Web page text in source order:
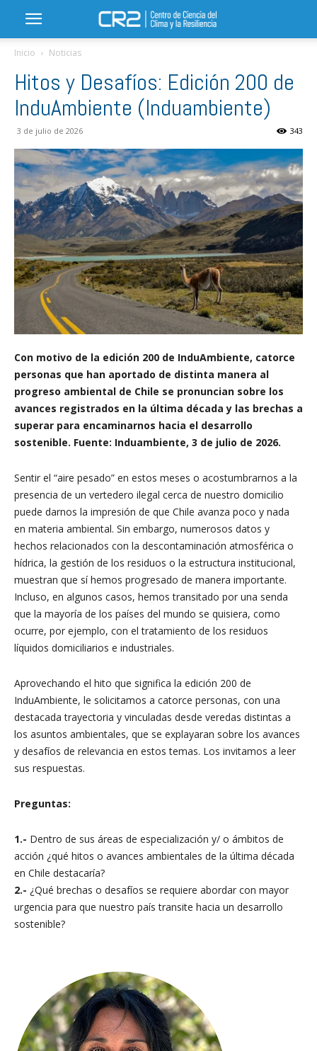
Inicio Noticias
Hitos y Desafíos: Edición 200 de
InduAmbiente (Induambiente)
3 de julio de 2026 343
Con motivo de la edición 200 de InduAmbiente, catorce
personas que han aportado de distinta manera al
progreso ambiental de Chile se pronuncian sobre los
avances registrados en la última década y las brechas a
superar para encaminarnos hacia el desarrollo
sostenible. Fuente: Induambiente, 3 de julio de 2026.
Sentir el “aire pesado” en estos meses o acostumbrarnos a la
presencia de un vertedero ilegal cerca de nuestro domicilio
puede darnos la impresión de que Chile avanza poco y nada
en materia ambiental. Sin embargo, numerosos datos y
hechos relacionados con la descontaminación atmosférica o
hídrica, la gestión de los residuos o la estructura institucional,
muestran que sí hemos progresado de manera importante.
Incluso, en algunos casos, hemos transitado por una senda
que la mayoría de los países del mundo se quisiera, como
ocurre, por ejemplo, con el tratamiento de los residuos
líquidos domiciliarios e industriales.
Aprovechando el hito que significa la edición 200 de
InduAmbiente, le solicitamos a catorce personas, con una
destacada trayectoria y vinculadas desde veredas distintas a
los asuntos ambientales, que se explayaran sobre los avances
y desafíos de relevancia en estos temas. Los invitamos a leer
sus respuestas.
Preguntas:
1.- Dentro de sus áreas de especialización y/ o ámbitos de
acción ¿qué hitos o avances ambientales de la última década
en Chile destacaría?
2.- ¿Qué brechas o desafíos se requiere abordar con mayor
urgencia para que nuestro país transite hacia un desarrollo
sostenible?